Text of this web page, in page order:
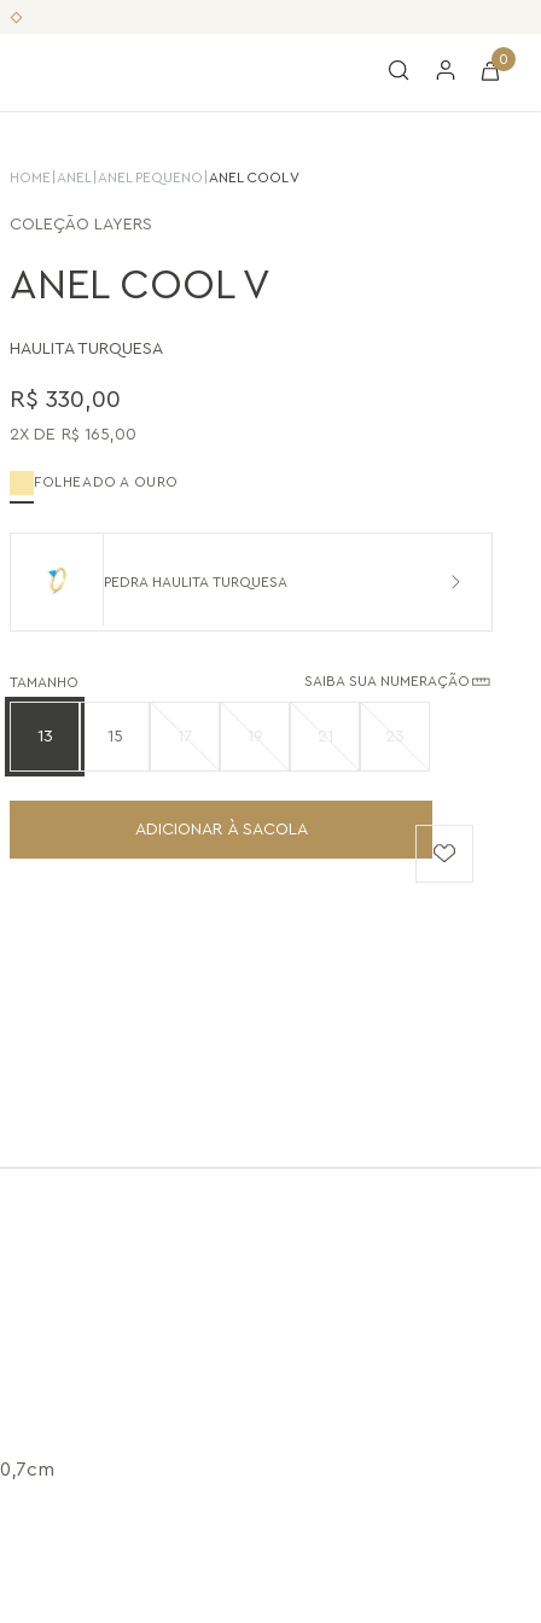
0
HOME ANEL ANEL PEQUENO ANEL COOL V
COLEÇÃO LAYERS
ANEL COOL V
HAULITA TURQUESA
R$ 330,00
2 R$ 165,00
FOLHEADO A OURO
PEDRA HAULITA TURQUESA
SAIBA SUA NUMERAÇÃO
TAMANHO
13 15 17 19 21 23
ADICIONAR À SACOLA